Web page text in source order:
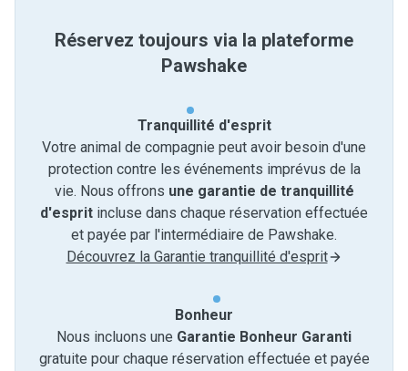
Réservez toujours via la plateforme
Pawshake
Tranquillité d'esprit
Votre animal de compagnie peut avoir besoin d'une
protection contre les événements imprévus de la
vie. Nous offrons une garantie de tranquillité
d'esprit incluse dans chaque réservation effectuée
et payée par l'intermédiaire de Pawshake.
Découvrez la Garantie tranquillité d'esprit
Bonheur
Nous incluons une Garantie Bonheur Garanti
gratuite pour chaque réservation effectuée et payée